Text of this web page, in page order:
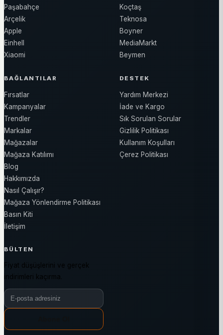
Paşabahçe
Arçelik
Apple
Einhell
Xiaomi
Koçtaş
Teknosa
Boyner
MediaMarkt
Beymen
BAĞLANTILAR
Fırsatlar
Kampanyalar
Trendler
Markalar
Mağazalar
Mağaza Katılımı
Blog
Hakkımızda
Nasıl Çalışır?
Mağaza Yönlendirme Politikası
Basın Kiti
İletişim
DESTEK
Yardım Merkezi
İade ve Kargo
Sık Sorulan Sorular
Gizlilik Politikası
Kullanım Koşulları
Çerez Politikası
BÜLTEN
Fiyat düşüşlerini ve gerçek
indirimleri kaçırma.
Bülten e-posta adresiniz